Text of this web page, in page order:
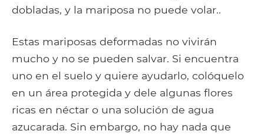
dobladas, y la mariposa no puede volar..
Estas mariposas deformadas no vivirán
mucho y no se pueden salvar. Si encuentra
uno en el suelo y quiere ayudarlo, colóquelo
en un área protegida y dele algunas flores
ricas en néctar o una solución de agua
azucarada. Sin embargo, no hay nada que